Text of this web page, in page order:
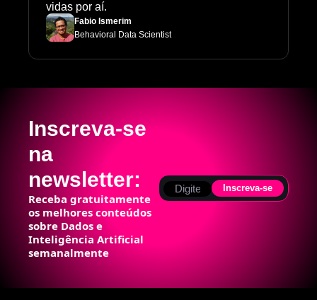
vidas por aí.
Fabio Ismerim
Behavioral Data Scientist
Inscreva-se
na
newsletter:
Receba gratuitamente
os melhores conteúdos
sobre Dados e
Inteligência Artificial
semanalmente
Inscreva-se